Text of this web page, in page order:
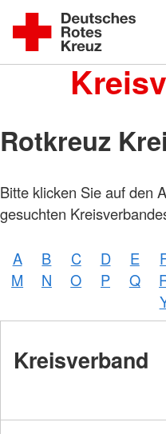
Rotkreuz
Bitte klicken Sie auf den
gesuchten
A B C D E
M
N O P Q
Kreisverband